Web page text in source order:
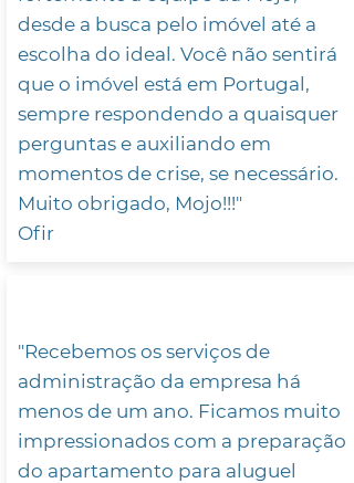
desde a busca pelo imóvel até a
escolha do ideal. Você não sentirá
que o imóvel está em Portugal,
sempre respondendo a quaisquer
perguntas e auxiliando em
momentos de crise, se necessário.
Muito obrigado, Mojo!!!"
Ofir
"Recebemos os serviços de
administração da empresa há
menos de um ano. Ficamos muito
impressionados com a preparação
do apartamento para aluguel